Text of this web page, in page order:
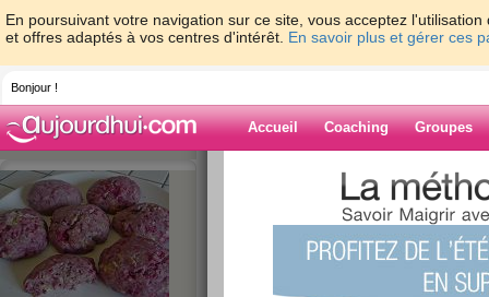
En poursuivant votre navigation sur ce site, vous acceptez
et offres adaptés à vos centres d'intérêt. En savoir plus et gérer ces
Bonjour !
Accueil Coaching Groupes
> >
Blog de